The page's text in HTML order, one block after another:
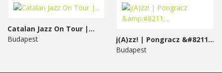
Catalan Jazz On Tour |...
Budapest
j(A)zz! | Pongracz &#8211;...
Budapest